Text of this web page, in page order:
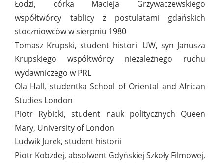
Łodzi, córka Macieja Grzywaczewskiego
współtwórcy tablicy z postulatami gdańskich
stoczniowców w sierpniu 1980
Tomasz Krupski, student historii UW, syn Janusza
Krupskiego współtwórcy niezależnego ruchu
wydawniczego w PRL
Ola Hall, studentka School of Oriental and African
Studies London
Piotr Rybicki, student nauk politycznych Queen
Mary, University of London
Ludwik Jurek, student historii
Piotr Kobzdej, absolwent Gdyńskiej Szkoły Filmowej,